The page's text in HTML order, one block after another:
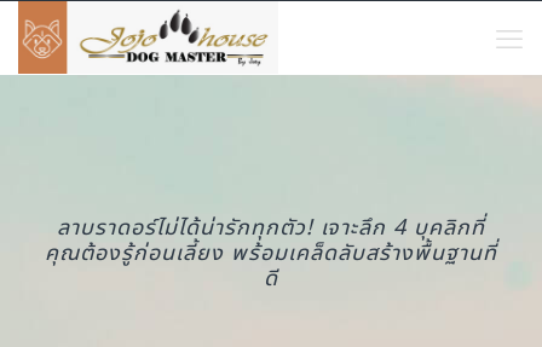
ลาบราดอร์ไม่ได้น่ารักทุกตัว! เจาะลึก 4 บุคลิกที่
คุณต้องรู้ก่อนเลี้ยง พร้อมเคล็ดลับสร้างพื้นฐานที่
ดี